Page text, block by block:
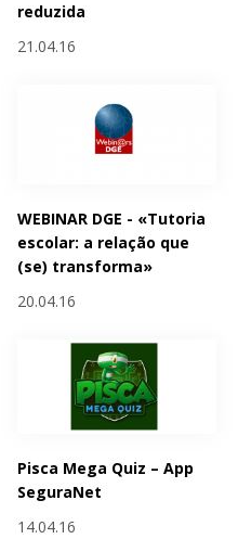
reduzida
21.04.16
WEBINAR DGE - «Tutoria
escolar: a relação que
(se) transforma»
20.04.16
Pisca Mega Quiz – App
SeguraNet
14.04.16